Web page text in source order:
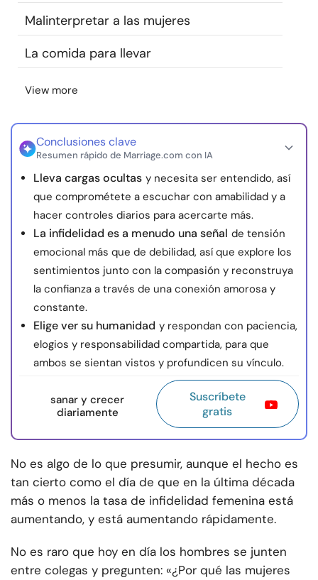
Encuentra un terapeuta
Idioma
nosotros
© Copyright 2026. Todos los derechos reservados.
Malinterpretar a las mujeres
La comida para llevar
View more
Conclusiones clave
Resumen rápido de Marriage.com con IA
Lleva cargas ocultas y necesita ser entendido, así
que comprométete a escuchar con amabilidad y a
hacer controles diarios para acercarte más.
La infidelidad es a menudo una señal de tensión
emocional más que de debilidad, así que explore los
sentimientos junto con la compasión y reconstruya
la confianza a través de una conexión amorosa y
constante.
Elige ver su humanidad y respondan con paciencia,
elogios y responsabilidad compartida, para que
ambos se sientan vistos y profundicen su vínculo.
sanar y crecer
diariamente
Suscríbete
gratis
No es algo de lo que presumir, aunque el hecho es
tan cierto como el día de que en la última década
más o menos la tasa de infidelidad femenina está
aumentando, y está aumentando rápidamente.
No es raro que hoy en día los hombres se junten
entre colegas y pregunten: «¿Por qué las mujeres